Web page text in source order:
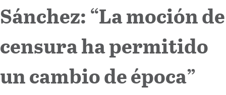
Internacional
Cultura
Sánchez: “La moción de
censura ha permitido
un cambio de época”